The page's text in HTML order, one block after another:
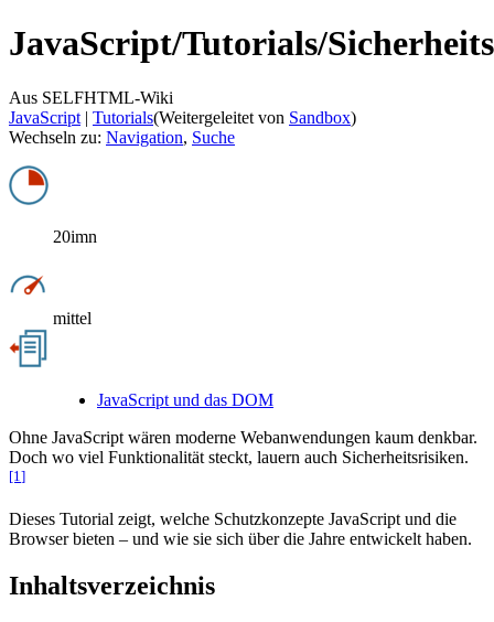
JavaScript/Tutorials/
Aus SELFHTML-Wiki
JavaScript ‎ | Tutorials(Weitergeleitet von Sandbox)
Wechseln zu: Navigation, Suche
20imn
mittel
JavaScript und das DOM
Ohne JavaScript wären moderne Webanwendungen kaum denkbar.
Doch wo viel Funktionalität steckt, lauern auch Sicherheitsrisiken.
[1 ]
Dieses Tutorial zeigt, welche Schutzkonzepte JavaScript und die
Browser bieten – und wie sie sich über die Jahre entwickelt haben.
Inhaltsverzeichnis